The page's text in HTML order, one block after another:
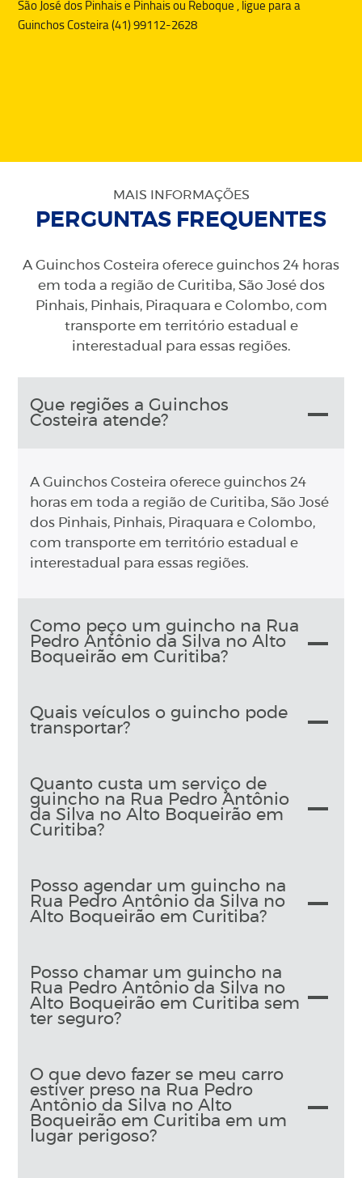
São José dos Pinhais e Pinhais ou Reboque , ligue para a
Guinchos Costeira (41) 99112-2628
MAIS INFORMAÇÕES
PERGUNTAS FREQUENTES
A Guinchos Costeira oferece guinchos 24 horas
em toda a região de Curitiba, São José dos
Pinhais, Pinhais, Piraquara e Colombo, com
transporte em território estadual e
interestadual para essas regiões.
Que regiões a Guinchos
Costeira atende?
A Guinchos Costeira oferece guinchos 24
horas em toda a região de Curitiba, São José
dos Pinhais, Pinhais, Piraquara e Colombo,
com transporte em território estadual e
interestadual para essas regiões.
Como peço um guincho na Rua
Pedro Antônio da Silva no Alto
Boqueirão em Curitiba?
Quais veículos o guincho pode
transportar?
Quanto custa um serviço de
guincho na Rua Pedro Antônio
da Silva no Alto Boqueirão em
Curitiba?
Posso agendar um guincho na
Rua Pedro Antônio da Silva no
Alto Boqueirão em Curitiba?
Posso chamar um guincho na
Rua Pedro Antônio da Silva no
Alto Boqueirão em Curitiba sem
ter seguro?
O que devo fazer se meu carro
estiver preso na Rua Pedro
Antônio da Silva no Alto
Boqueirão em Curitiba em um
lugar perigoso?